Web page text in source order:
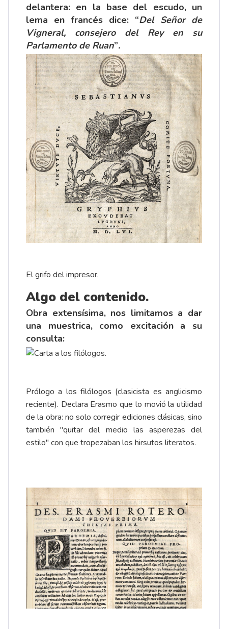
delantera: en la base del escudo, un
lema en francés dice: “Del Señor de
Vigneral, consejero del Rey en su
Parlamento de Ruan”.
El grifo del impresor.
Algo del contenido.
Obra extensísima, nos limitamos a dar
una muestrica, como excitación a su
consulta:
Prólogo a los filólogos (clasicista es anglicismo
reciente). Declara Erasmo que lo movió la utilidad
de la obra: no solo corregir ediciones clásicas, sino
también "quitar del medio las asperezas del
estilo" con que tropezaban los hirsutos literatos.